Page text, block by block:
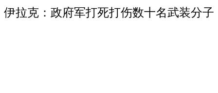
伊拉克：政府军打死打伤数十名武装分子